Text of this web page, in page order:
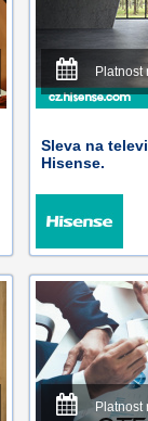
Platnost
Sleva na
Hisense.
Platnost